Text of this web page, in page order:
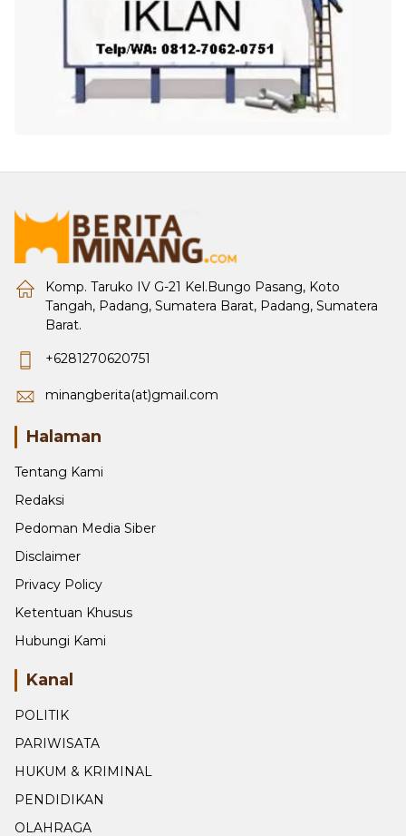
Komp. Taruko IV G-21 Kel.Bungo Pasang, Koto
Tangah, Padang, Sumatera Barat, Padang, Sumatera
Barat.
+6281270620751
minangberita(at)gmail.com
Halaman
Tentang Kami
Redaksi
Pedoman Media Siber
Disclaimer
Privacy Policy
Ketentuan Khusus
Hubungi Kami
Kanal
POLITIK
PARIWISATA
HUKUM & KRIMINAL
PENDIDIKAN
OLAHRAGA